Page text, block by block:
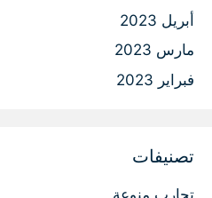
أبريل 2023
مارس 2023
فبراير 2023
تصنيفات
تجارب منوعة